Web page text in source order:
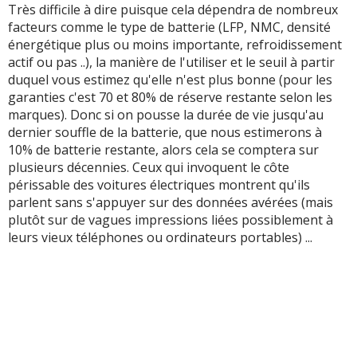
Très difficile à dire puisque cela dépendra de nombreux
facteurs comme le type de batterie (LFP, NMC, densité
énergétique plus ou moins importante, refroidissement
actif ou pas ..), la manière de l'utiliser et le seuil à partir
duquel vous estimez qu'elle n'est plus bonne (pour les
garanties c'est 70 et 80% de réserve restante selon les
marques). Donc si on pousse la durée de vie jusqu'au
dernier souffle de la batterie, que nous estimerons à
10% de batterie restante, alors cela se comptera sur
plusieurs décennies. Ceux qui invoquent le côte
périssable des voitures électriques montrent qu'ils
parlent sans s'appuyer sur des données avérées (mais
plutôt sur de vagues impressions liées possiblement à
leurs vieux téléphones ou ordinateurs portables) ...